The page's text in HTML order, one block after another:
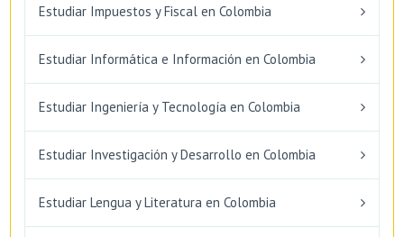
Estudiar Impuestos y Fiscal en Colombia
Estudiar Informática e Información en Colombia
Estudiar Ingeniería y Tecnología en Colombia
Estudiar Investigación y Desarrollo en Colombia
Estudiar Lengua y Literatura en Colombia